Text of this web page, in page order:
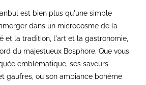
est bien plus qu'une simple
dans un microcosme de la
et la tradition, l'art et la gastronomie,
du majestueux Bosphore. Que vous
emblématique, ses saveurs
gaufres, ou son ambiance bohème